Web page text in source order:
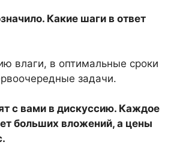
Какие шаги в ответ
влаги, в оптималь­ные сроки
задачи.
с вами в дискус­сию. Каждое
боль­ших вложений, а цены